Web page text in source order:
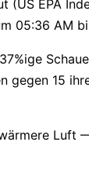
(US EPA
05:36 AM
gegen 15
Luft